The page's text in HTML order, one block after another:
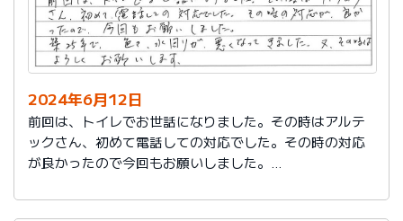
2024年6月12日
前回は、トイレでお世話になりました。その時はアルテ
ックさん、初めて電話しての対応でした。その時の対応
が良かったので今回もお願いしました。
時はよろしくお願いします。